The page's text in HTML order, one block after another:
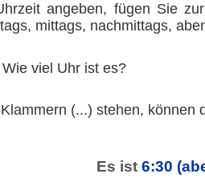
angeben, fügen Sie
mittags, nachmittags,
viel Uhr ist es?
(...) stehen, können
Es ist 6:30